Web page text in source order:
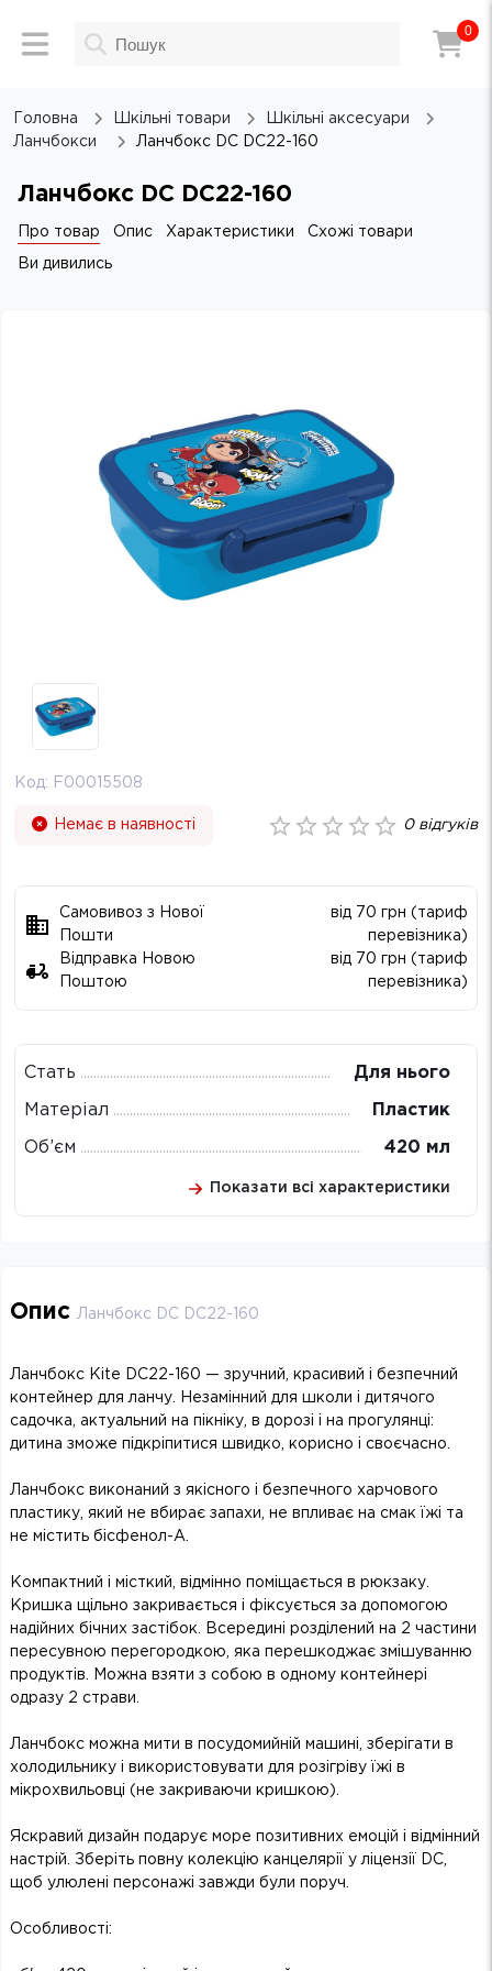
0
Головна Шкільні товари
Шкільні аксесуари
Ланчбокси
Ланчбокс DC DC22-160
Ланчбокс DC DC22-160
Про товар Опис Характеристики Схожі товари
Ви дивились
Код: F00015508
Немає в наявності 0відгуків
Самовивоз з Нової
Пошти
від 70 грн (тариф
перевізника)
Відправка Новою
Поштою
від 70 грн (тариф
перевізника)
Стать Для нього
Матеріал Пластик
Об’єм 420 мл
Показати всі характеристики
Опис Ланчбокс DC DC22-160
Ланчбокс Kite DC22-160 — зручний, красивий і безпечний
контейнер для ланчу. Незамінний для школи і дитячого
садочка, актуальний на пікніку, в дорозі і на прогулянці:
дитина зможе підкріпитися швидко, корисно і своєчасно.
Ланчбокс виконаний з якісного і безпечного харчового
пластику, який не вбирає запахи, не впливає на смак їжі та
не містить бісфенол-А.
Компактний і місткий, відмінно поміщається в рюкзаку.
Кришка щільно закривається і фіксується за допомогою
надійних бічних застібок. Всередині розділений на 2 частини
пересувною перегородкою, яка перешкоджає змішуванню
продуктів. Можна взяти з собою в одному контейнері
одразу 2 страви.
Ланчбокс можна мити в посудомийній машині, зберігати в
холодильнику і використовувати для розігріву їжі в
мікрохвильовці (не закриваючи кришкою).
Яскравий дизайн подарує море позитивних емоцій і відмінний
настрій. Зберіть повну колекцію канцелярії у ліцензії DC,
щоб улюлені персонажі завжди були поруч.
Особливості: